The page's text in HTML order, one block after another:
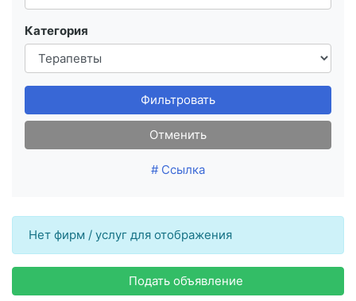
Категория
Фильтровать
Отменить
# Ссылка
Нет фирм / услуг для отображения
Подать объявление